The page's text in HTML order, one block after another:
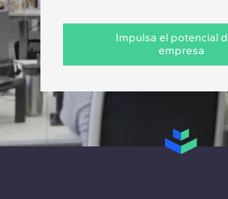
Impulsa el potencial
empresa